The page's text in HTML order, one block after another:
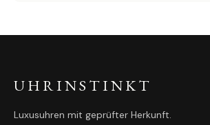
UHRINSTINKT
Luxusuhren mit geprüfter Herkunft.